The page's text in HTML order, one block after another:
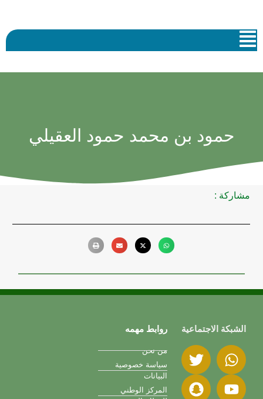
حمود بن محمد حمود العقيلي
مشاركة :
الشبكة الاجتماعية روابط مهمه
من نحن
سياسة خصوصية
البيانات
المركز الوطني